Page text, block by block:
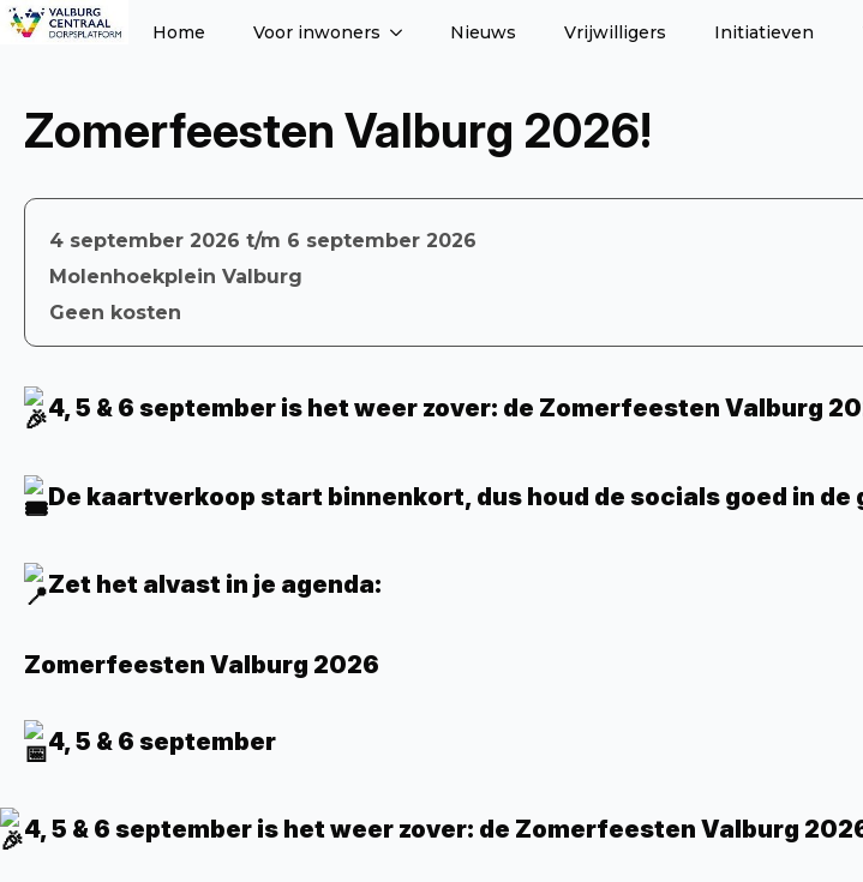
Home Voor inwoners Nieuws Vrijwilligers Initiatieven
Zomerfeesten Valburg 2026!
4 september 2026 t/m 6 september 2026
Molenhoekplein Valburg
Geen kosten
4, 5 & 6 september is het weer zover: de Zomerfeesten Valburg
De kaartverkoop start binnenkort, dus houd de socials goed in
Zet het alvast in je agenda:
Zomerfeesten Valburg 2026
4, 5 & 6 september
4, 5 & 6 september is het weer zover: de Zomerfeesten Valburg